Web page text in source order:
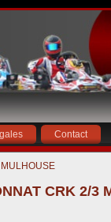
Contact
CRK 2/3